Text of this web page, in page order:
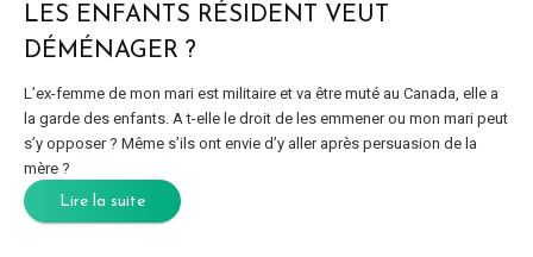
LES ENFANTS RÉSIDENT VEUT
DÉMÉNAGER ?
L’ex-femme de mon mari est militaire et va être muté au Canada, elle a
la garde des enfants. A t-elle le droit de les emmener ou mon mari peut
s’y opposer ? Même s’ils ont envie d’y aller après persuasion de la
mère ?
Lire la suite